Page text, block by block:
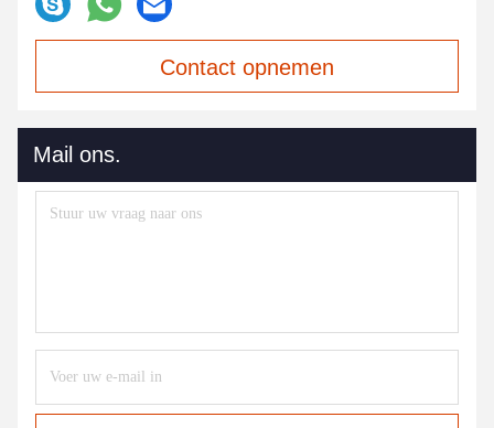
Contact opnemen
Mail ons.